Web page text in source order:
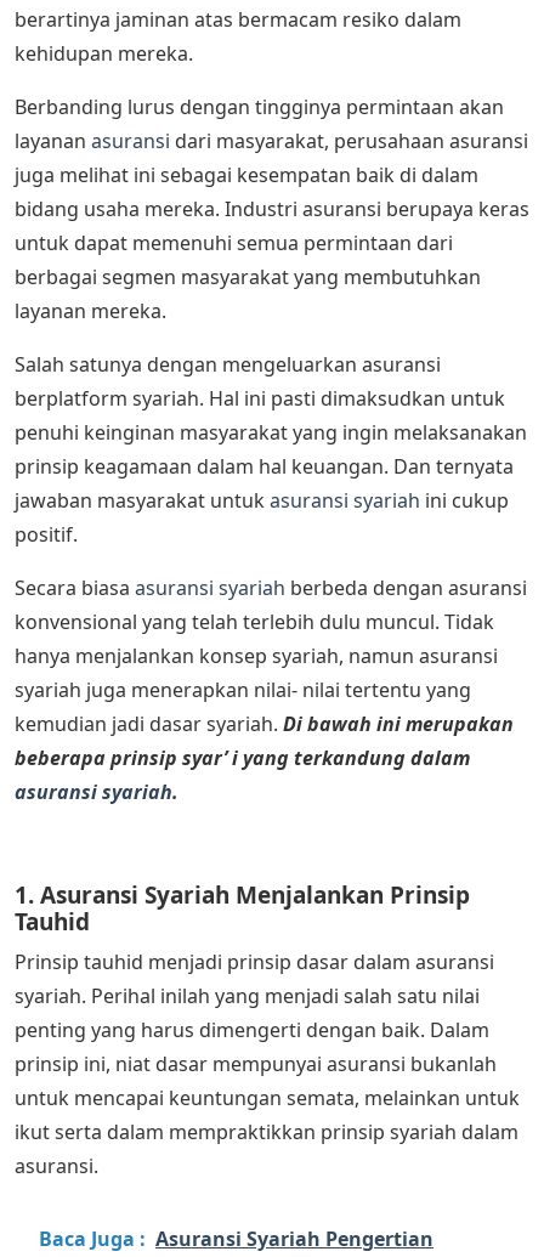
berartinya jaminan atas bermacam resiko dalam
kehidupan mereka.
Berbanding lurus dengan tingginya permintaan akan
layanan asuransi dari masyarakat, perusahaan asuransi
juga melihat ini sebagai kesempatan baik di dalam
bidang usaha mereka. Industri asuransi berupaya keras
untuk dapat memenuhi semua permintaan dari
berbagai segmen masyarakat yang membutuhkan
layanan mereka.
Salah satunya dengan mengeluarkan asuransi
berplatform syariah. Hal ini pasti dimaksudkan untuk
penuhi keinginan masyarakat yang ingin melaksanakan
prinsip keagamaan dalam hal keuangan. Dan ternyata
jawaban masyarakat untukasuransi syariah ini cukup
positif.
Secara biasa asuransi syariah berbeda dengan asuransi
konvensional yang telah terlebih dulu muncul. Tidak
hanya menjalankan konsep syariah, namun asuransi
syariah juga menerapkan nilai- nilai tertentu yang
kemudian jadi dasar syariah. Di bawah ini merupakan
beberapa prinsip syar’ i yang terkandung dalam
asuransi syariah.
1. Asuransi Syariah Menjalankan Prinsip
Tauhid
Prinsip tauhid menjadi prinsip dasar dalam asuransi
syariah. Perihal inilah yang menjadi salah satu nilai
penting yang harus dimengerti dengan baik. Dalam
prinsip ini, niat dasar mempunyai asuransi bukanlah
untuk mencapai keuntungan semata, melainkan untuk
ikut serta dalam mempraktikkan prinsip syariah dalam
asuransi.
Baca Juga : Asuransi Syariah Pengertian